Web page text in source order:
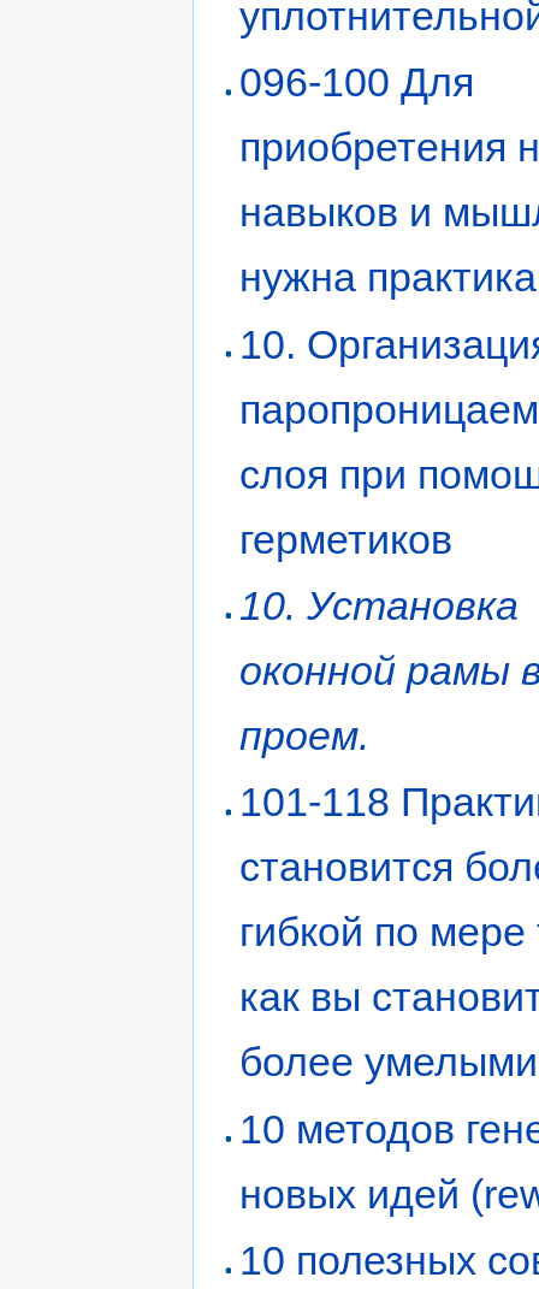
096-100 Для
приобретения
навыков и
нужна практика
10.
слоя при
герметиков
10. Установка
оконной рамы
проем.
101-118
становится
гибкой по мере
как вы
более умелыми
10 методов
новых идей
10 полезных